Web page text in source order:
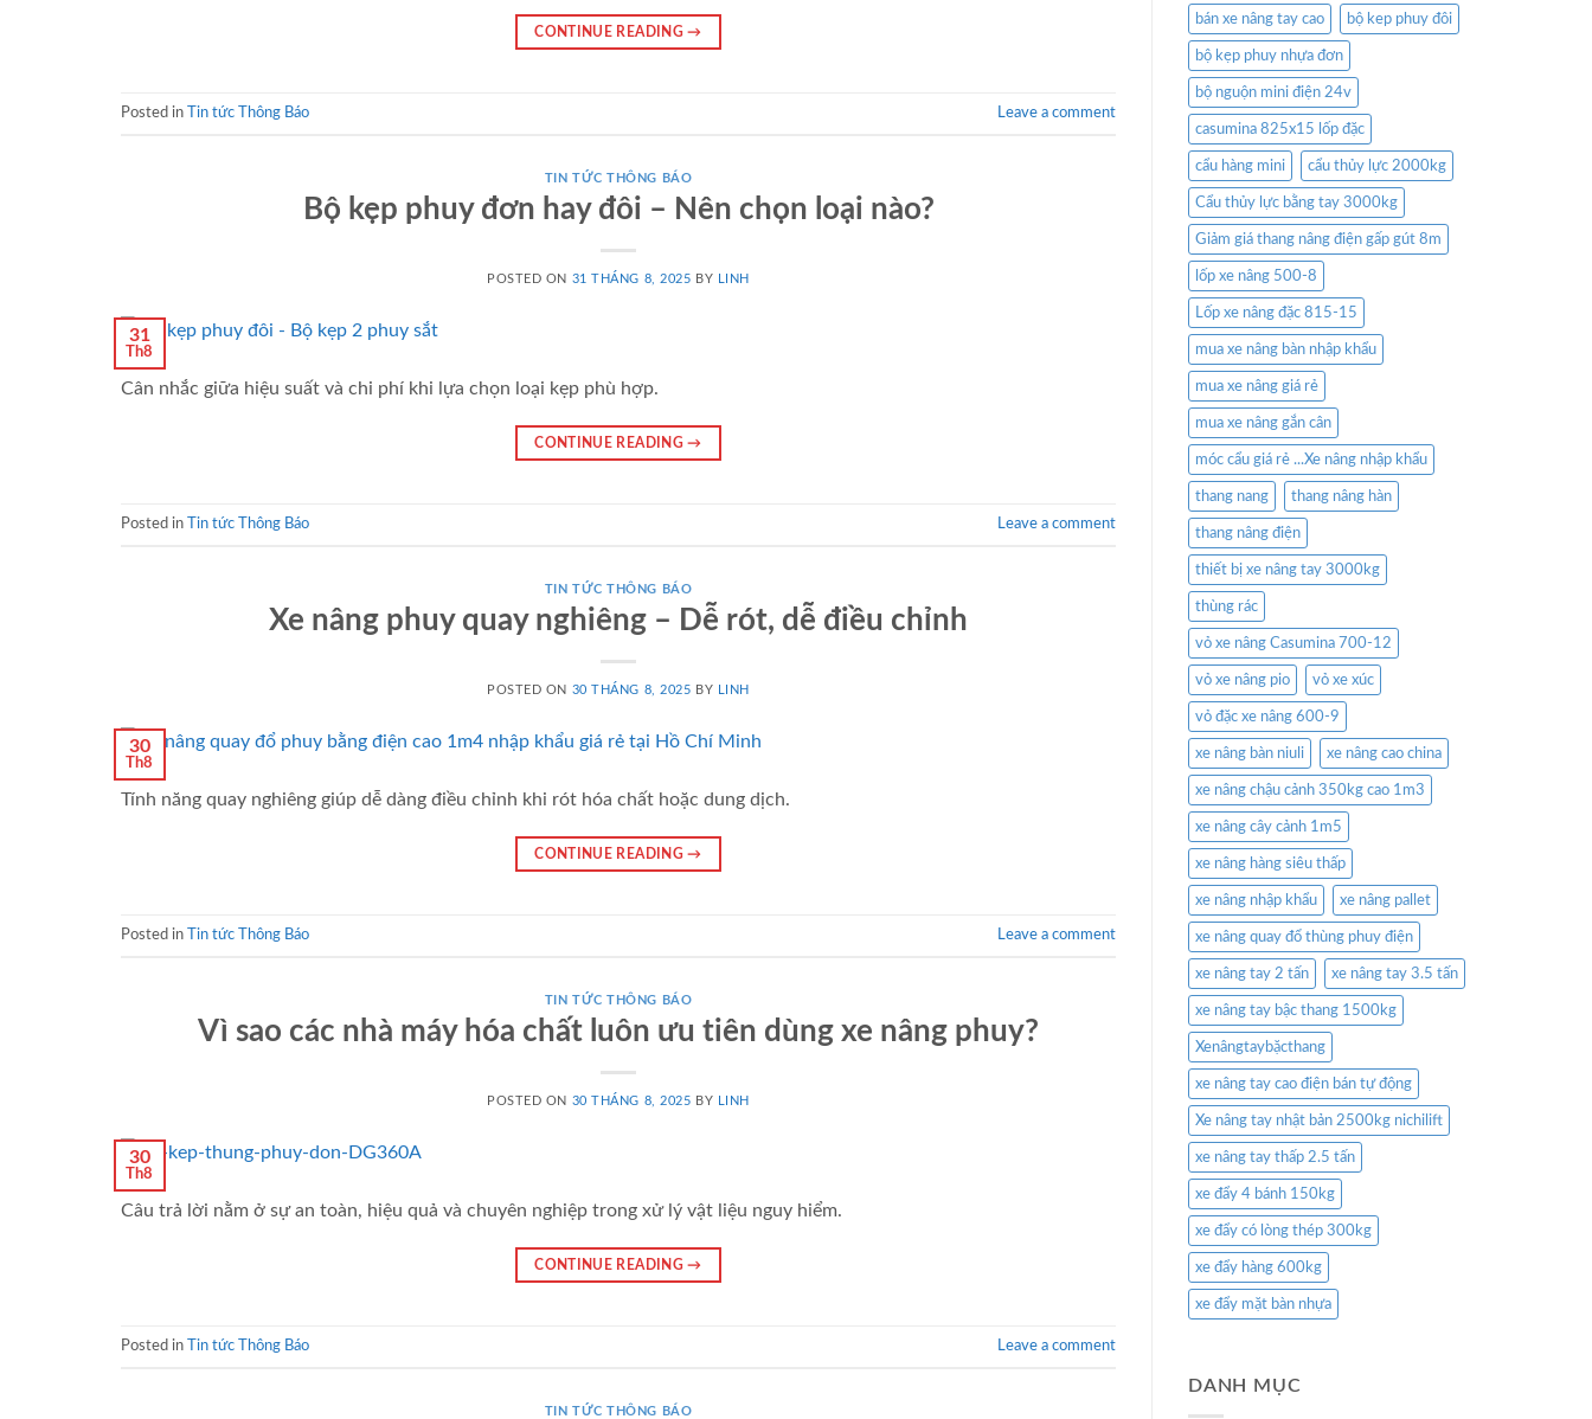
CONTINUE READING→
Posted in Tin tức Thông Báo Leave a comment
TIN TỨC THÔNG BÁO
Bộ kẹp phuy đơn hay đôi – Nên chọn loại nào?
POSTED ON 31 THÁNG 8, 2025 BY LINH
31
Th8
Cân nhắc giữa hiệu suất và chi phí khi lựa chọn loại kẹp phù hợp.
CONTINUE READING→
Posted in Tin tức Thông Báo Leave a comment
TIN TỨC THÔNG BÁO
Xe nâng phuy quay nghiêng – Dễ rót, dễ điều chỉnh
POSTED ON 30 THÁNG 8, 2025 BY LINH
30
Th8
Tính năng quay nghiêng giúp dễ dàng điều chỉnh khi rót hóa chất hoặc dung dịch.
CONTINUE READING→
Posted in Tin tức Thông Báo Leave a comment
TIN TỨC THÔNG BÁO
Vì sao các nhà máy hóa chất luôn ưu tiên dùng xe nâng phuy?
POSTED ON 30 THÁNG 8, 2025 BY LINH
30
Th8
Câu trả lời nằm ở sự an toàn, hiệu quả và chuyên nghiệp trong xử lý vật liệu nguy hiểm.
CONTINUE READING→
Posted in Tin tức Thông Báo Leave a comment
TIN TỨC THÔNG BÁO
bán xe nâng tay cao bộ kep phuy đôi
bộ kẹp phuy nhựa đơn
bộ nguộn mini điện 24v
casumina 825x15 lốp đặc
cẩu hàng mini cẩu thủy lực 2000kg
Cẩu thủy lực bằng tay 3000kg
Giảm giá thang nâng điện gấp gút 8m
lốp xe nâng 500-8
Lốp xe nâng đặc 815-15
mua xe nâng bàn nhập khẩu
mua xe nâng giá rẻ
mua xe nâng gắn cân
móc cẩu giá rẻ ...Xe nâng nhập khẩu
thang nang thang nâng hàn
thang nâng điện
thiết bị xe nâng tay 3000kg
thùng rác
vỏ xe nâng Casumina 700-12
vỏ xe nâng pio vỏ xe xúc
vỏ đặc xe nâng 600-9
xe nâng bàn niuli xe nâng cao china
xe nâng chậu cảnh 350kg cao 1m3
xe nâng cây cảnh 1m5
xe nâng hàng siêu thấp
xe nâng nhập khẩu xe nâng pallet
xe nâng quay đổ thùng phuy điện
xe nâng tay 2 tấn xe nâng tay 3.5 tấn
xe nâng tay bậc thang 1500kg
Xenângtaybặcthang
xe nâng tay cao điện bán tự động
Xe nâng tay nhật bản 2500kg nichilift
xe nâng tay thấp 2.5 tấn
xe đẩy 4 bánh 150kg
xe đẩy có lòng thép 300kg
xe đẩy hàng 600kg
xe đẩy mặt bàn nhựa
DANH MỤC